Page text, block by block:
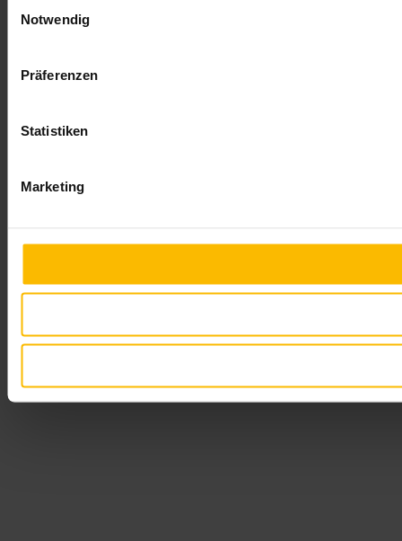
Notwendig
Präferenzen
Statistiken
Marketing